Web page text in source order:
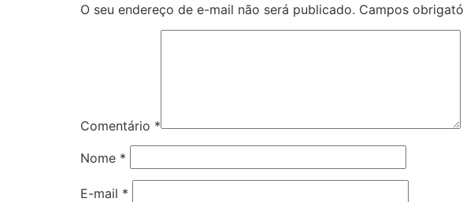
O seu endereço de e-mail não será publicado. Campos
Comentário *
Nome *
E-mail *